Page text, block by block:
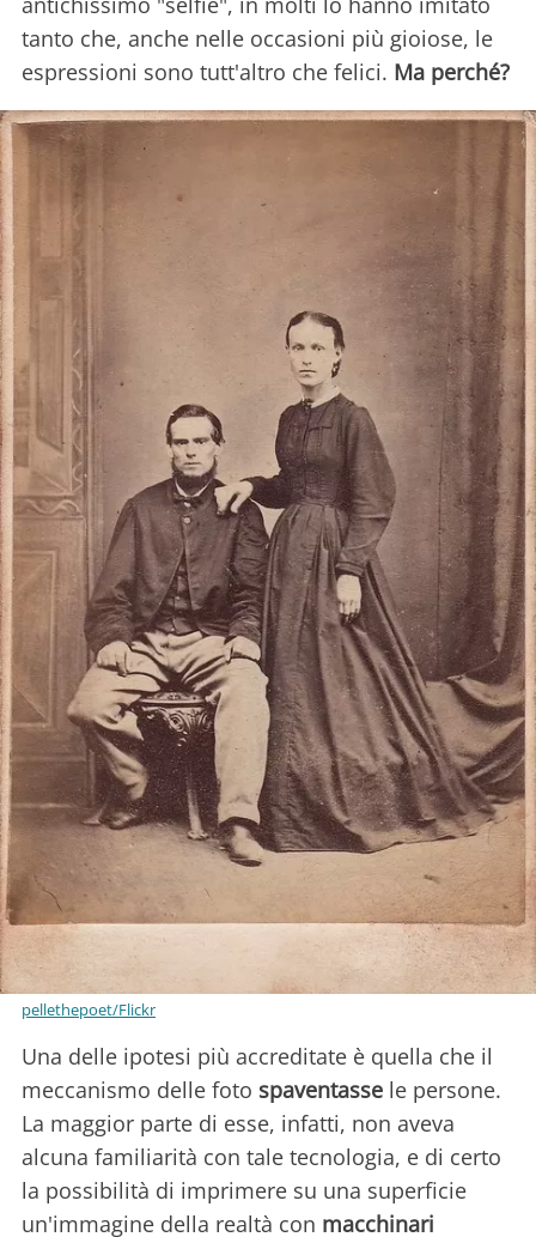
tanto che, anche nelle occasioni più gioiose, le
espressioni sono tutt'altro che felici. Ma perché?
pellethepoet/Flickr
Una delle ipotesi più accreditate è quella che il
meccanismo delle foto spaventasse le persone.
La maggior parte di esse, infatti, non aveva
alcuna familiarità con tale tecnologia, e di certo
la possibilità di imprimere su una superficie
un'immagine della realtà con macchinari